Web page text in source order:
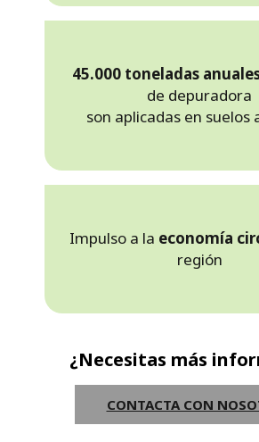
45.000 toneladas
de depuradora
son aplicadas en suelos
Impulso a la economía
región
¿Necesitas más
CONTACTA CON